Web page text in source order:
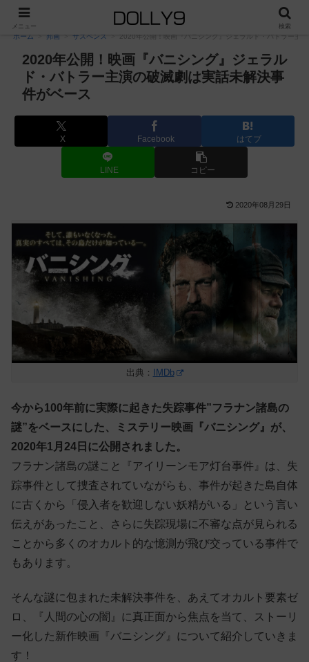
PR
ホーム 邦画 サスペンス 2020年公開！映画『バニシング』ジェラルド・バトラー主
2020年公開！映画『バニシング』ジェラル
ド・バトラー主演の破滅劇は実話未解決事
件がベース
X Facebook はてブ
LINE コピー
2020年08月29日
出典： IMDb
今から100年前に実際に起きた失踪事件”フラナン諸島の
謎”をベースにした、ミステリー映画『バニシング』が、
2020年1月24日に公開されました。
フラナン諸島の謎こと『アイリーンモア灯台事件』は、失
踪事件として捜査されていながらも、事件が起きた島自体
に古くから「侵入者を歓迎しない妖精がいる」という言い
伝えがあったこと、さらに失踪現場に不審な点が見られる
ことから多くのオカルト的な憶測が飛び交っている事件で
もあります。
そんな謎に包まれた未解決事件を、あえてオカルト要素ゼ
ロ、『人間の心の闇』に真正面から焦点を当て、ストーリ
ー化した新作映画『バニシング』について紹介していきま
す！
メニュー 検索